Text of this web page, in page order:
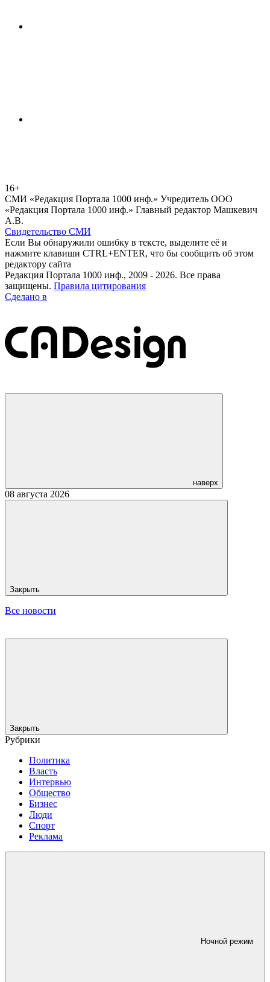
16+
СМИ «Редакция Портала 1000 инф.» Учредитель ООО
«Редакция Портала 1000 инф.» Главный редактор Машкевич
А.В.
Свидетельство СМИ
Если Вы обнаружили ошибку в тексте, выделите её и
нажмите клавиши CTRL+ENTER, что бы сообщить об этом
редактору сайта
Редакция Портала 1000 инф., 2009 - 2026. Все права
защищены. Правила цитирования
Сделано в
наверх
08 августа 2026
Закрыть
Все новости
Закрыть
Рубрики
Политика
Власть
Интервью
Общество
Бизнес
Люди
Спорт
Реклама
Ночной режим